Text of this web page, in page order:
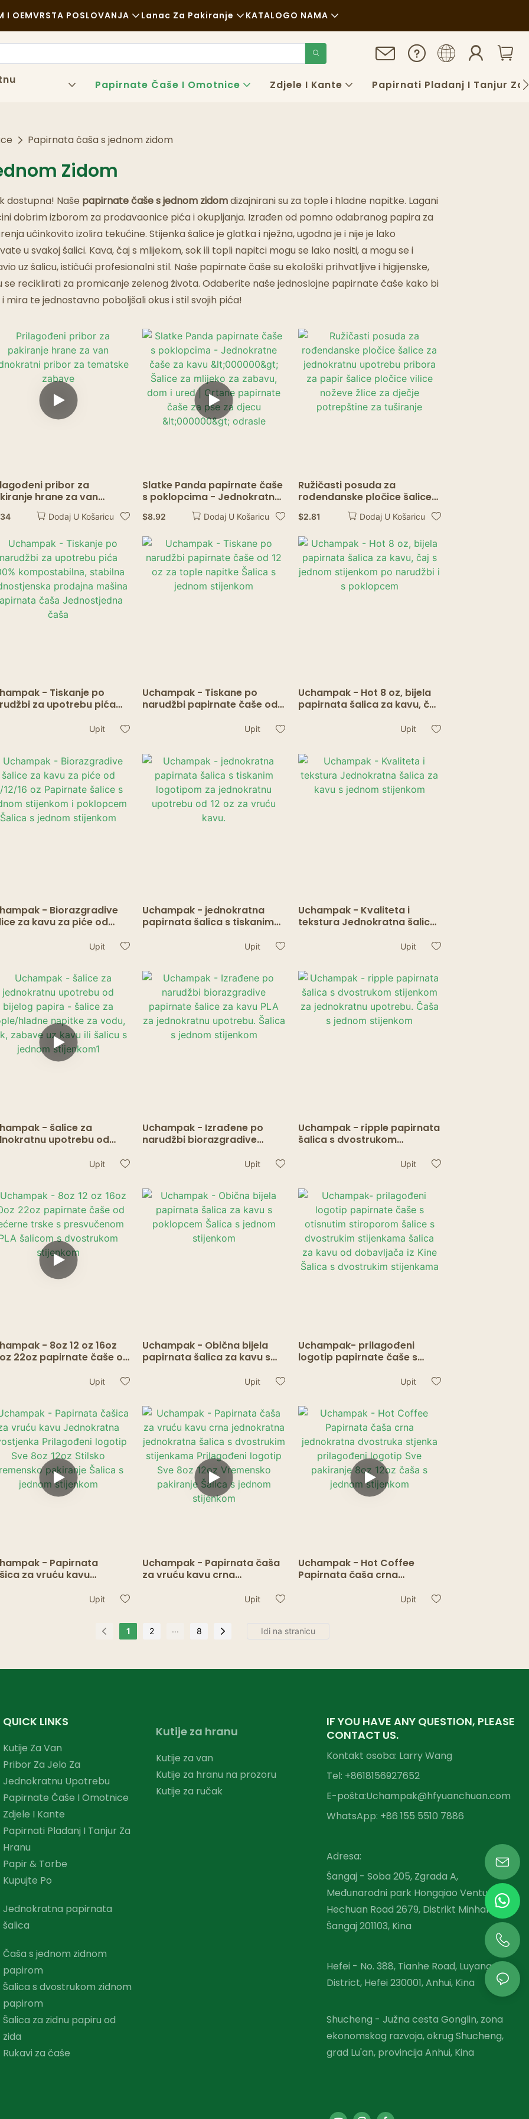
I OEMVRSTA POSLOVANJA
Ležerno
Pekara
Loš Restoran
Restorani S Duhovima
Lanac Za Pakiranje KATALOGO NAMA
Papirnate Čaše I Omotnice Zdjele I Kante Papirnati Pladanj I Tanjur Za
Papirnata čaša s jednom zidom
Zidom
dostupna! Naše papirnate čaše s jednom zidomdizajnirani su za tople i hladne napitke. Lagani
dobrim izborom za prodavaonice pića i okupljanja. Izrađen od pomno odabranog papira za
učinkovito izolira tekućine. Stijenka šalice je glatka i nježna, ugodna je i nije je lako
u svakoj šalici. Kava, čaj s mlijekom, sok ili topli napitci mogu se lako nositi, a mogu se i
uz šalicu, ističući profesionalni stil. Naše papirnate čaše su ekološki prihvatljive i higijenske,
reciklirati za promicanje zelenog života. Odaberite naše jednoslojne papirnate čaše kako bi
mira te jednostavno poboljšali okus i stil svojih pića!
pribor za
hrane za van
pribor za
zabave
Dodaj U Košaricu
Slatke Panda papirnate čaše
s poklopcima - Jednokratne
čaše za kavu <000000>
Šalice za mlijeko za zabavu,
papirnate čaše za pse za
djecu <000000> odrasle
$8.92 Dodaj U Košaricu
Ružičasti posuda za
rođendanske pločice šalice
za jednokratnu upotrebu
pribora za papir šalice
dječje potrepštine za
tuširanje
$2.81 Dodaj U Košaricu
- Tiskanje po
za upotrebu pića
jednostjenska
Jednostjedna čaša
Upit
Uchampak - Tiskane po
narudžbi papirnate čaše od
Upit
Uchampak - Hot 8 oz, bijela
papirnata šalica za kavu, čaj
narudžbi i s poklopcem
Upit
- Biorazgradive
za kavu za piće od
Upit
Uchampak - jednokratna
papirnata šalica s tiskanim
upotrebu od 12 oz za vruću
Upit
Uchampak - Kvaliteta i
tekstura Jednokratna šalica
Upit
- šalice za
upotrebu od
hladne napitke za
s jednom stijenkom1
Upit
Uchampak - Izrađene po
narudžbi biorazgradive
za jednokratnu upotrebu.
Upit
Uchampak - ripple papirnata
šalica s dvostrukom
upotrebu. Čaša s jednom
Upit
- 8oz 12 oz 16oz
22oz papirnate čaše od
PLA šalicom s
Upit
Uchampak - Obična bijela
papirnata šalica za kavu s
Upit
Uchampak- prilagođeni
logotip papirnate čaše s
dvostrukim stijenkama
iz Kine Šalica s dvostrukim
stijenkama
Upit
- Papirnata
za vruću kavu
logotip Sve 8oz
Upit
Uchampak - Papirnata čaša
za vruću kavu crna
Vremensko pakiranje Šalica s
Upit
Uchampak - Hot Coffee
Papirnata čaša crna
stjenka prilagođeni logotip
Upit
1 2 ... 8
QUICK LINKS
Kutije Za Van
Pribor Za Jelo Za
Jednokratnu Upotrebu
Papirnate Čaše I Omotnice
Zdjele I Kante
Papirnati Pladanj I Tanjur Za
Hranu
Papir & Torbe
Kupujte Po
Jednokratna papirnata
šalica
Čaša s jednom zidnom
papirom
Šalica s dvostrukom zidnom
papirom
Šalica za zidnu papiru od
zida
Rukavi za čaše
Kutije za hranu
Kutije za van
Kutije za hranu na prozoru
Kutije za ručak
IF YOU HAVE ANY QUESTION, PLEASE
CONTACT US.
Kontakt osoba: Larry Wang
Tel: +8618156927652
E-pošta:Uchampak@hfyuanchuan.com
WhatsApp: +86 155 5510 7886
Adresa:
Šangaj - Soba 205, Zgrada A,
Međunarodni park Hongqiao Venture,
Hechuan Road 2679, Distrikt Minhang,
Šangaj 201103, Kina
Hefei - No. 388, Tianhe Road, Luyang
District, Hefei 230001, Anhui, Kina
Shucheng - Južna cesta Gonglin, zona
ekonomskog razvoja, okrug Shucheng,
grad Lu'an, provincija Anhui, Kina